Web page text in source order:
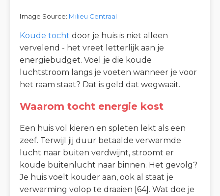
Image Source: Milieu Centraal
Koude tocht door je huis is niet alleen
vervelend - het vreet letterlijk aan je
energiebudget. Voel je die koude
luchtstroom langs je voeten wanneer je voor
het raam staat? Dat is geld dat wegwaait.
Waarom tocht energie kost
Een huis vol kieren en spleten lekt als een
zeef. Terwijl jij duur betaalde verwarmde
lucht naar buiten verdwijnt, stroomt er
koude buitenlucht naar binnen. Het gevolg?
Je huis voelt kouder aan, ook al staat je
verwarming volop te draaien [64]. Wat doe je